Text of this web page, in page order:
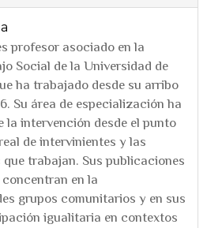
profesor asociado en la
Social de la Universidad de
ha trabajado desde su arribo
Su área de especialización ha
la intervención desde el punto
de intervinientes y las
trabajan. Sus publicaciones
en la
grupos comunitarios y en sus
igualitaria en contextos